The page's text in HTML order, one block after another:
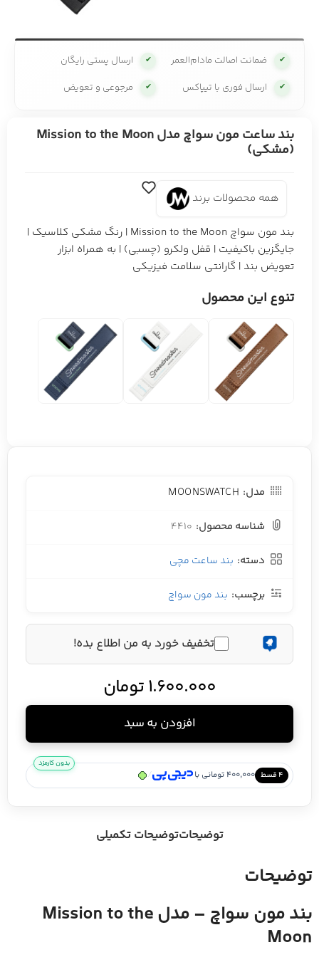
✔ ضمانت اصالت مادام‌العمر ✔ ارسال پستی رایگان
✔ ارسال فوری با تیپاکس ✔ مرجوعی و تعویض
بند ساعت مون سواچ مدل Mission to the Moon
(مشکی)
همه محصولات برند
بند مون سواچ Mission to the Moon | رنگ مشکی کلاسیک |
جایگزین باکیفیت | قفل ولکرو (چسبی) | به همراه ابزار
تعویض بند | گارانتی سلامت فیزیکی
تنوع این محصول
مدل: MOONSWATCH
شناسه محصول: 4410
دسته: بند ساعت مچی
برچسب: بند مون سواچ
تخفیف خورد به من اطلاع بده!
1.600.000تومان
افزودن به سبد
۴ قسط 400,000 تومانی با /
بدون کارمزد
توضیحاتتوضیحات تکمیلی
توضیحات
بند مون سواچ – مدل Mission to the
Moon